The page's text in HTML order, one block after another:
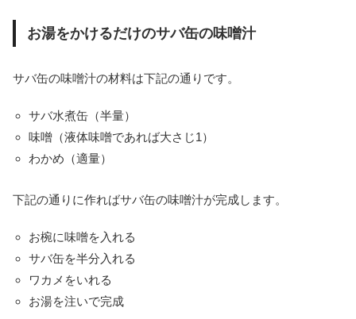
お湯をかけるだけのサバ缶の味噌汁
サバ缶の味噌汁の材料は下記の通りです。
サバ水煮缶（半量）
味噌（液体味噌であれば大さじ1）
わかめ（適量）
下記の通りに作ればサバ缶の味噌汁が完成します。
お椀に味噌を入れる
サバ缶を半分入れる
ワカメをいれる
お湯を注いで完成